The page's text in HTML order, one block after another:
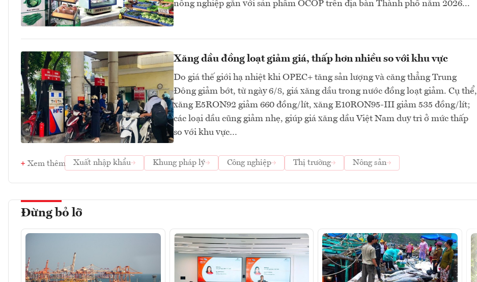
nông nghiệp gắn với sản phẩm OCOP trên địa bàn Thành phố năm 2026...
Xăng dầu đồng loạt giảm giá, thấp hơn nhiều so với khu vực
Do giá thế giới hạ nhiệt khi OPEC+ tăng sản lượng và căng thẳng Trung
Đông giảm bớt, từ ngày 6/8, giá xăng dầu trong nước đồng loạt giảm. Cụ thể,
xăng E5RON92 giảm 660 đồng/lít, xăng E10RON95-III giảm 535 đồng/lít;
các loại dầu cũng giảm nhẹ, giúp giá xăng dầu Việt Nam duy trì ở mức thấp
so với khu vực…
Xem thêm Xuất nhập khẩu Khung pháp lý Công nghiệp Thị trường Nông sản
Đừng bỏ lỡ